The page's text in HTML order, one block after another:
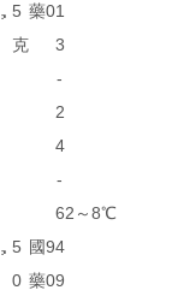
5
克
藥01
3
-
2
4
-
62～8℃
5
0
國
藥
9
0
4
9